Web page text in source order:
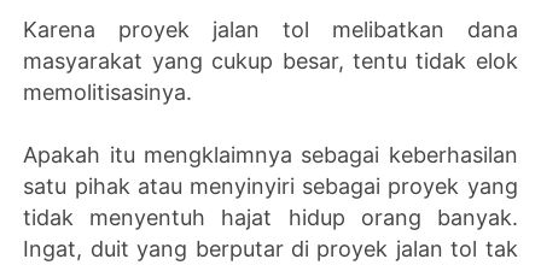
Karena proyek jalan tol melibatkan dana
masyarakat yang cukup besar, tentu tidak elok
memolitisasinya.
Apakah itu mengklaimnya sebagai keberhasilan
satu pihak atau menyinyiri sebagai proyek yang
tidak menyentuh hajat hidup orang banyak.
Ingat, duit yang berputar di proyek jalan tol tak